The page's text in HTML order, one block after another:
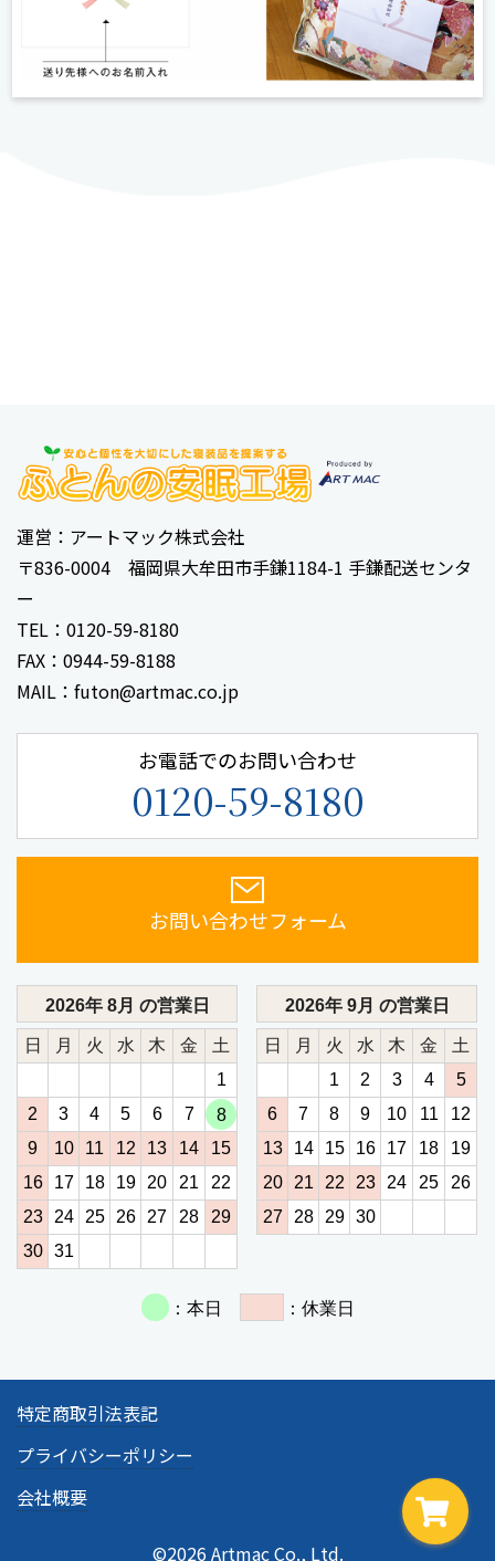
運営：アートマック株式会社
〒836-0004 福岡県大牟田市手鎌1184-1 手鎌配送センタ
ー
TEL：0120-59-8180
FAX：0944-59-8188
MAIL：futon@artmac.co.jp
お電話でのお問い合わせ
0120-59-8180
お問い合わせフォーム
©2026 Artmac Co., Ltd.
特定商取引法表記
プライバシーポリシー
会社概要